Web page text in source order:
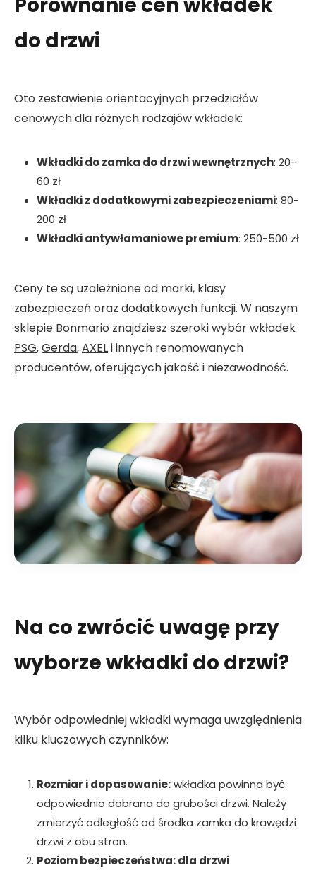
do drzwi
Oto zestawienie orientacyjnych przedziałów
cenowych dla różnych rodzajów wkładek:
Wkładki do zamka do drzwi wewnętrznych: 20-
60 zł
Wkładki z dodatkowymi zabezpieczeniami: 80-
200 zł
Wkładki antywłamaniowe premium: 250-500 zł
Ceny te są uzależnione od marki, klasy
zabezpieczeń oraz dodatkowych funkcji. W naszym
sklepie Bonmario znajdziesz szeroki wybór wkładek
PSG,Gerda,AXELi innych renomowanych
producentów, oferujących jakość i niezawodność.
Na co zwrócić uwagę przy
wyborze wkładki do drzwi?
Wybór odpowiedniej wkładki wymaga uwzględnienia
kilku kluczowych czynników:
Rozmiar i dopasowanie:wkładka powinna być
odpowiednio dobrana do grubości drzwi. Należy
zmierzyć odległość od środka zamka do krawędzi
drzwi z obu stron.
Poziom bezpieczeństwa: dla drzwi